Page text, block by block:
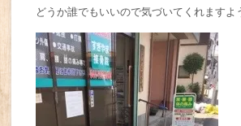
どうか誰でもいいので気づいてくれますよ